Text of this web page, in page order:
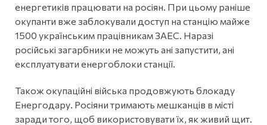
енергетиків працювати на росіян. При цьому раніше
окупанти вже заблокували доступ на станцію майже
1500 українським працівникам ЗАЕС. Наразі
російські загарбники не можуть ані запустити, ані
експлуатувати енергоблоки станції.
Також окупаційні війська продовжують блокаду
Енергодару. Росіяни тримають мешканців в місті
заради того, щоб використовувати їх, як живий щит.